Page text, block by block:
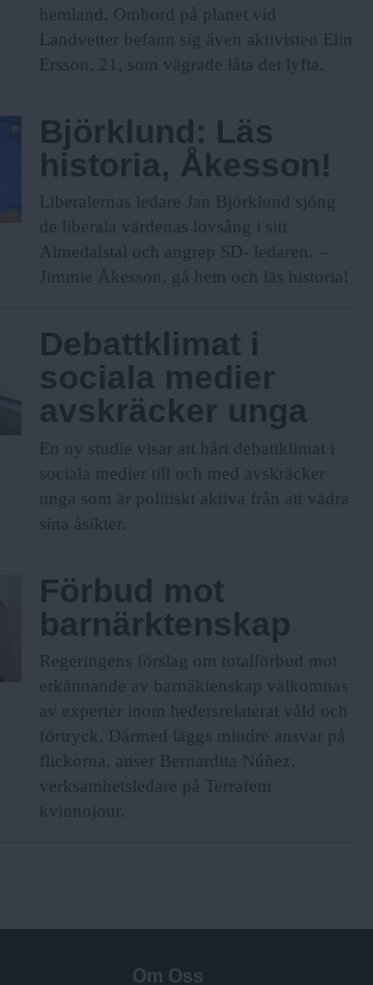
hemland. Ombord på planet vid
Landvetter befann sig även aktivisten Elin
Ersson, 21, som vägrade låta det lyfta.
Björklund: Läs
historia, Åkesson!
Liberalernas ledare Jan Björklund sjöng
de liberala värdenas lovsång i sitt
Almedalstal och angrep SD- ledaren.
Jimmie Åkesson, gå hem och läs historia!
Debattklimat i
sociala medier
avskräcker unga
En ny studie visar att hårt debattklimat i
sociala medier till och med avskräcker
unga som är politiskt aktiva från att vädra
sina åsikter.
Förbud mot
barnärktenskap
Regeringens förslag om totalförbud mot
erkännande av barnäktenskap välkomnas
av experter inom hedersrelaterat våld och
förtryck. Därmed läggs mindre ansvar på
flickorna, anser Bernardita Núñez,
verksamhetsledare på Terrafem
kvinnojour.
Om Oss